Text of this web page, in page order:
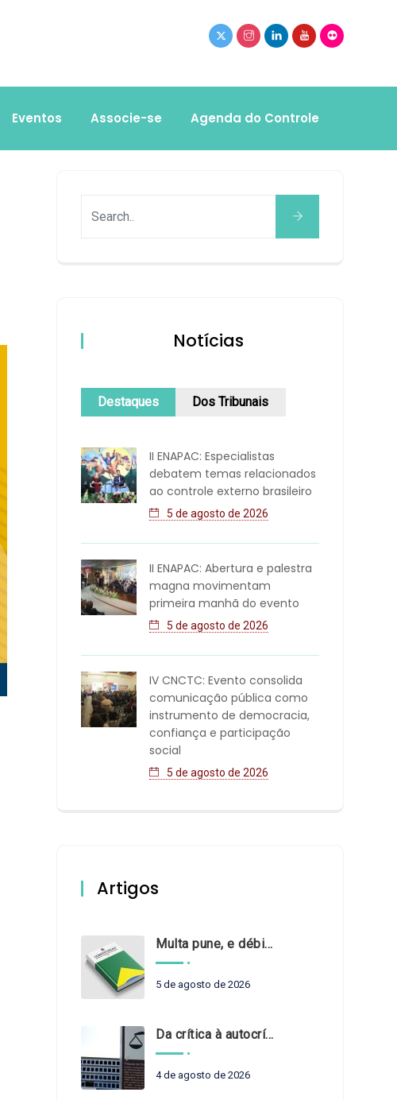
Eventos Associe-se Agenda do Controle
Notícias
Destaques Dos Tribunais
II ENAPAC: Especialistas
debatem temas relacionados
ao controle externo brasileiro
5 de agosto de 2026
II ENAPAC: Abertura e palestra
magna movimentam
primeira manhã do evento
5 de agosto de 2026
IV CNCTC: Evento consolida
comunicação pública como
instrumento de democracia,
confiança e participação
social
5 de agosto de 2026
Artigos
Multa pune, e débito recompõe. § 3º do art. 71 da Constituição: um problema de legística formal
5 de agosto de 2026
Da crítica à autocrítica: Tribunais de Contas sob um novo olhar?
4 de agosto de 2026